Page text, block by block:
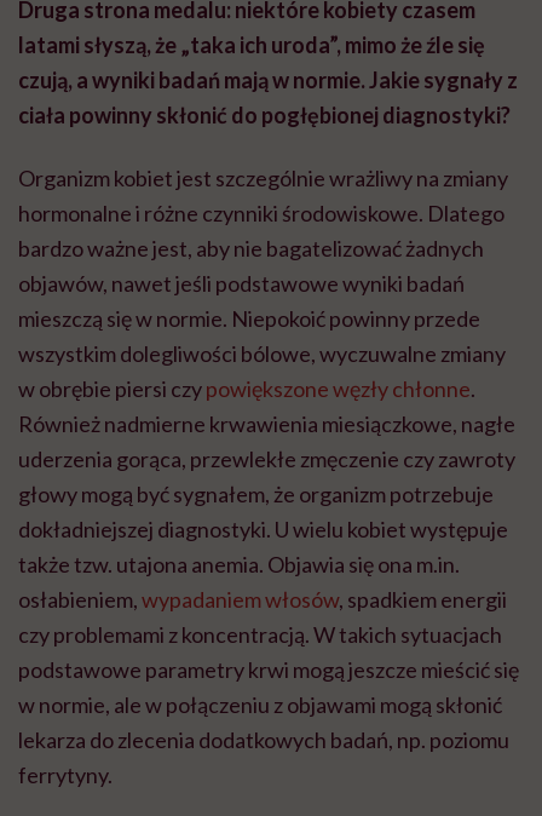
Druga strona medalu: niektóre kobiety czasem
latami słyszą, że „taka ich uroda”, mimo że źle się
czują, a wyniki badań mają w normie. Jakie sygnały z
ciała powinny skłonić do pogłębionej diagnostyki?
Organizm kobiet jest szczególnie wrażliwy na zmiany
hormonalne i różne czynniki środowiskowe. Dlatego
bardzo ważne jest, aby nie bagatelizować żadnych
objawów, nawet jeśli podstawowe wyniki badań
mieszczą się w normie. Niepokoić powinny przede
wszystkim dolegliwości bólowe, wyczuwalne zmiany
w obrębie piersi czypowiększone węzły chłonne.
Również nadmierne krwawienia miesiączkowe, nagłe
uderzenia gorąca, przewlekłe zmęczenie czy zawroty
głowy mogą być sygnałem, że organizm potrzebuje
dokładniejszej diagnostyki. U wielu kobiet występuje
także tzw. utajona anemia. Objawia się ona m.in.
osłabieniem,wypadaniem włosów, spadkiem energii
czy problemami z koncentracją. W takich sytuacjach
podstawowe parametry krwi mogą jeszcze mieścić się
w normie, ale w połączeniu z objawami mogą skłonić
lekarza do zlecenia dodatkowych badań, np. poziomu
ferrytyny.